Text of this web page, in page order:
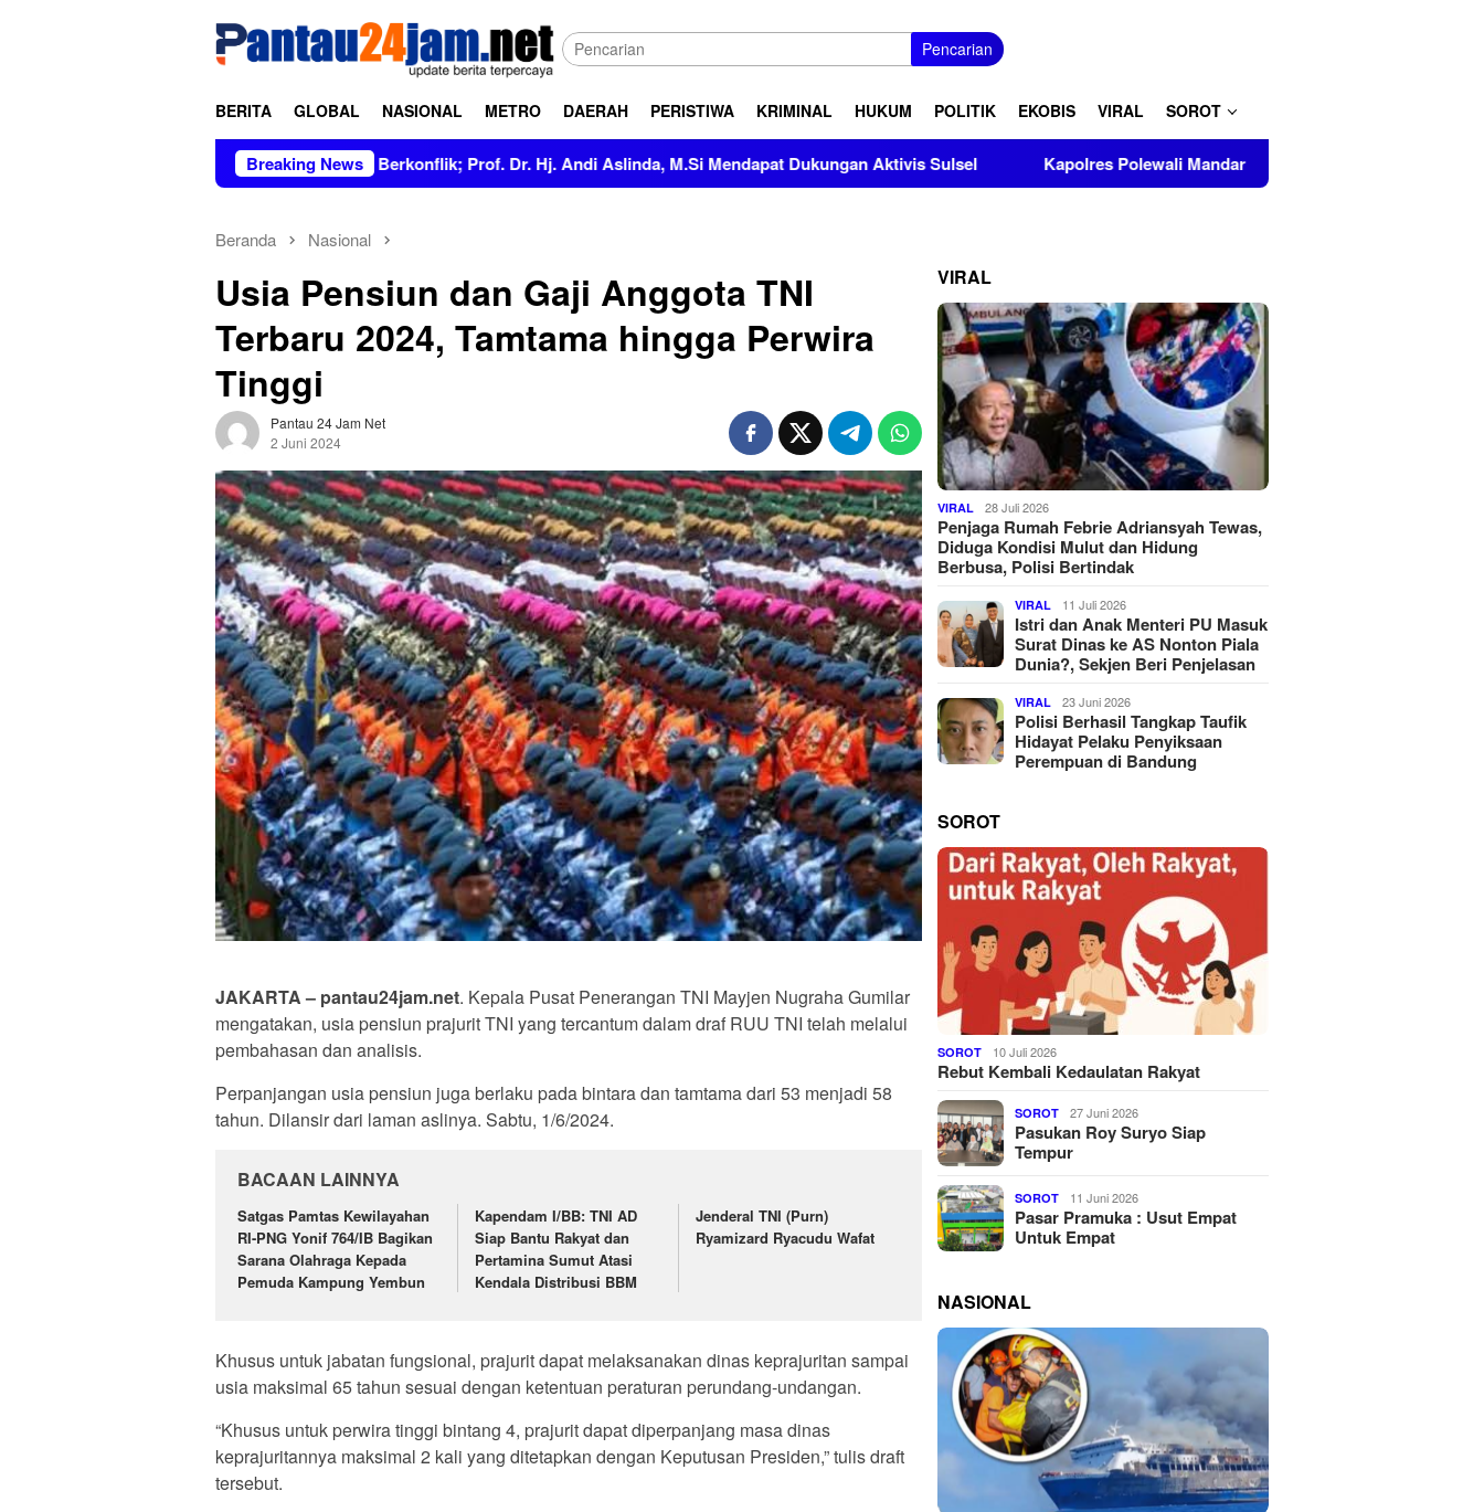
Pencarian
BERITA GLOBAL NASIONAL METRO DAERAH PERISTIWA KRIMINAL HUKUM POLITIK EKOBIS VIRAL SOROT
Breaking News
Figur Bersih dan Tidak Berkonflik; Prof. Dr. Hj. Andi Aslinda, M.Si Mendapat Dukungan Aktivis Sulsel Kapolres Polewali Mandar Turut Musnahkan Barang Bukti Perkara Inkrah di
Beranda Nasional
Usia Pensiun dan Gaji Anggota TNI
Terbaru 2024, Tamtama hingga Perwira
Tinggi
Pantau 24 Jam Net
2 Juni 2024
JAKARTA – pantau24jam.net. Kepala Pusat Penerangan TNI Mayjen Nugraha Gumilar
mengatakan, usia pensiun prajurit TNI yang tercantum dalam draf RUU TNI telah melalui
pembahasan dan analisis.
Perpanjangan usia pensiun juga berlaku pada bintara dan tamtama dari 53 menjadi 58
tahun. Dilansir dari laman aslinya. Sabtu, 1/6/2024.
BACAAN LAINNYA
Satgas Pamtas Kewilayahan
RI-PNG Yonif 764/IB Bagikan
Sarana Olahraga Kepada
Pemuda Kampung Yembun
Kapendam I/BB: TNI AD
Siap Bantu Rakyat dan
Pertamina Sumut Atasi
Kendala Distribusi BBM
Jenderal TNI (Purn)
Ryamizard Ryacudu Wafat
Khusus untuk jabatan fungsional, prajurit dapat melaksanakan dinas keprajuritan sampai
usia maksimal 65 tahun sesuai dengan ketentuan peraturan perundang-undangan.
“Khusus untuk perwira tinggi bintang 4, prajurit dapat diperpanjang masa dinas
keprajuritannya maksimal 2 kali yang ditetapkan dengan Keputusan Presiden,” tulis draft
tersebut.
VIRAL
VIRAL 28 Juli 2026
Penjaga Rumah Febrie Adriansyah Tewas,
Diduga Kondisi Mulut dan Hidung
Berbusa, Polisi Bertindak
VIRAL 11 Juli 2026
Istri dan Anak Menteri PU Masuk
Surat Dinas ke AS Nonton Piala
Dunia?, Sekjen Beri Penjelasan
VIRAL 23 Juni 2026
Polisi Berhasil Tangkap Taufik
Hidayat Pelaku Penyiksaan
Perempuan di Bandung
SOROT
SOROT 10 Juli 2026
Rebut Kembali Kedaulatan Rakyat
SOROT 27 Juni 2026
Pasukan Roy Suryo Siap
Tempur
SOROT 11 Juni 2026
Pasar Pramuka : Usut Empat
Untuk Empat
NASIONAL